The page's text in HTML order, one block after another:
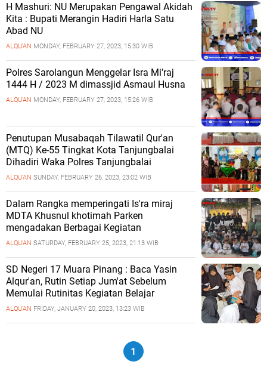
H Mashuri: NU Merupakan Pengawal Akidah
Kita : Bupati Merangin Hadiri Harla Satu
Abad NU
ALQU'AN MONDAY, FEBRUARY 27, 2023, 15:30 WIB
Polres Sarolangun Menggelar Isra Mi’raj
1444 H / 2023 M dimassjid Asmaul Husna
ALQU'AN MONDAY, FEBRUARY 27, 2023, 15:26 WIB
Penutupan Musabaqah Tilawatil Qur'an
(MTQ) Ke-55 Tingkat Kota Tanjungbalai
Dihadiri Waka Polres Tanjungbalai
ALQU'AN SUNDAY, FEBRUARY 26, 2023, 23:02 WIB
Dalam Rangka memperingati Is'ra miraj
MDTA Khusnul khotimah Parken
mengadakan Berbagai Kegiatan
ALQU'AN SATURDAY, FEBRUARY 25, 2023, 21:13 WIB
SD Negeri 17 Muara Pinang : Baca Yasin
Alqur'an, Rutin Setiap Jum'at Sebelum
Memulai Rutinitas Kegiatan Belajar
ALQU'AN FRIDAY, JANUARY 20, 2023, 13:23 WIB
1